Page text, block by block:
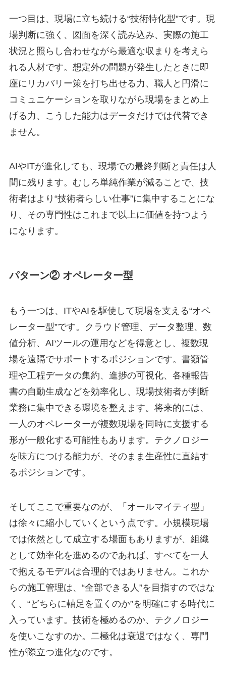
一つ目は、現場に立ち続ける“技術特化型”です。現
場判断に強く、図面を深く読み込み、実際の施工
状況と照らし合わせながら最適な収まりを考えら
れる人材です。想定外の問題が発生したときに即
座にリカバリー策を打ち出せる力、職人と円滑に
コミュニケーションを取りながら現場をまとめ上
げる力、こうした能力はデータだけでは代替でき
ません。
AIやITが進化しても、現場での最終判断と責任は人
間に残ります。むしろ単純作業が減ることで、技
術者はより“技術者らしい仕事”に集中することにな
り、その専門性はこれまで以上に価値を持つよう
になります。
パターン② オペレーター型
もう一つは、ITやAIを駆使して現場を支える“オペ
レーター型”です。クラウド管理、データ整理、数
値分析、AIツールの運用などを得意とし、複数現
場を遠隔でサポートするポジションです。書類管
理や工程データの集約、進捗の可視化、各種報告
書の自動生成などを効率化し、現場技術者が判断
業務に集中できる環境を整えます。将来的には、
一人のオペレーターが複数現場を同時に支援する
形が一般化する可能性もあります。テクノロジー
を味方につける能力が、そのまま生産性に直結す
るポジションです。
そしてここで重要なのが、「オールマイティ型」
は徐々に縮小していくという点です。小規模現場
では依然として成立する場面もありますが、組織
として効率化を進めるのであれば、すべてを一人
で抱えるモデルは合理的ではありません。これか
らの施工管理は、“全部できる人”を目指すのではな
く、“どちらに軸足を置くのか”を明確にする時代に
入っています。技術を極めるのか、テクノロジー
を使いこなすのか。二極化は衰退ではなく、専門
性が際立つ進化なのです。